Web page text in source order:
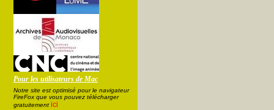
Pour les utilisateurs de Mac
Notre site est optimisé pour le navigateur
FireFox que vous pouvez télécharger
gratuitement ici